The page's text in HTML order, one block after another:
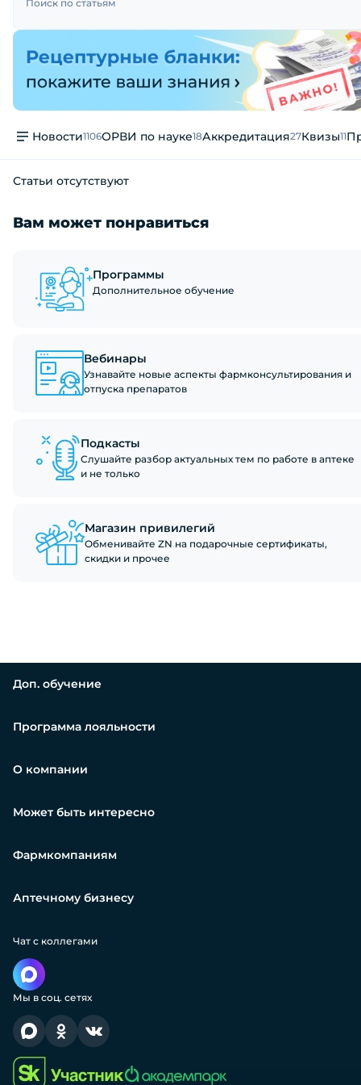
Поиск по статьям
Новости1106ОРВИ по науке18Аккредитация27Квизы11
Статьи отсутствуют
Вам может понравиться
Программы
Дополнительное обучение
Вебинары
Узнавайте новые аспекты фармконсультирования и
отпуска препаратов
Подкасты
Слушайте разбор актуальных тем по работе в аптеке
и не только
Магазин привилегий
Обменивайте ZN на подарочные сертификаты,
скидки и прочее
Доп. обучение
Программа лояльности
О компании
Может быть интересно
Фармкомпаниям
Аптечному бизнесу
Чат с коллегами
Мы в соц. сетях